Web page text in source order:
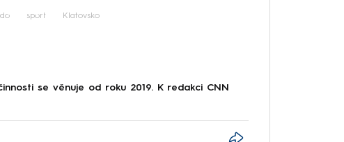
to fetch
sport Klatovsko
se věnuje od roku 2019. K redakci CNN